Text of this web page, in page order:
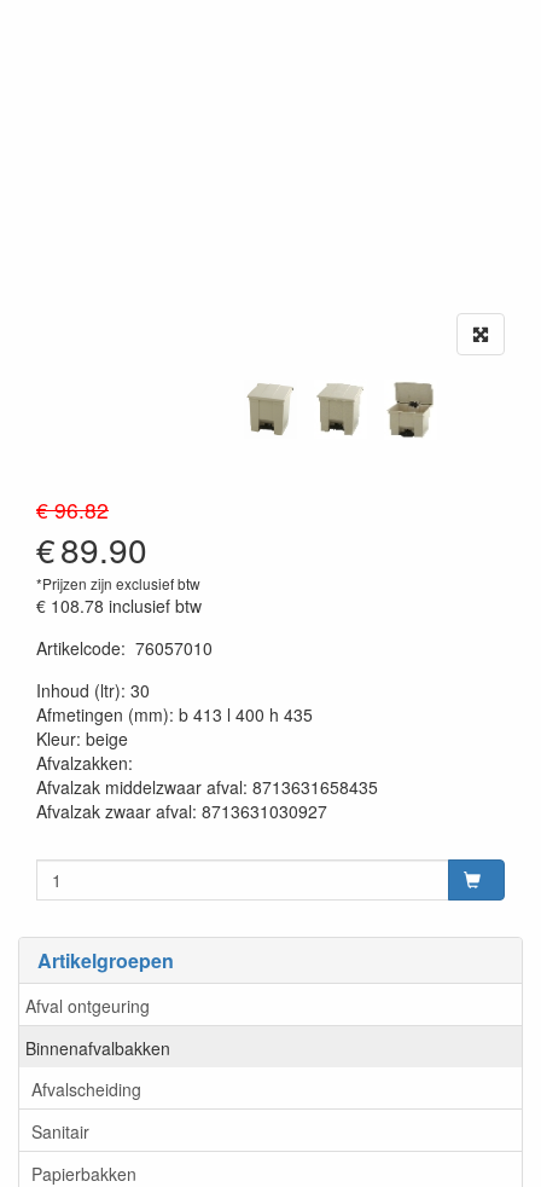
Artikelgroepen
Afval ontgeuring
Binnenafvalbakken
Afvalscheiding
Sanitair
Papierbakken
€ 96.82
€89.90
*Prijzen zijn exclusief btw
€ 108.78 inclusief btw
Artikelcode: 76057010
Inhoud (ltr): 30
Afmetingen (mm): b 413 l 400 h 435
Kleur: beige
Afvalzakken:
Afvalzak middelzwaar afval: 8713631658435
Afvalzak zwaar afval: 8713631030927